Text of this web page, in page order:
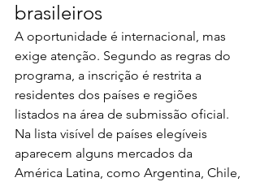
brasileiros
A oportunidade é internacional, mas
exige atenção. Segundo as regras do
programa, a inscrição é restrita a
residentes dos países e regiões
listados na área de submissão oficial.
Na lista visível de países elegíveis
aparecem alguns mercados da
América Latina, como Argentina, Chile,